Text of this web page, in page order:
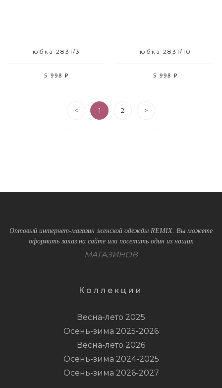
юбка 2831/3
5 998 ₽
юбка 2831/10
5 998 ₽
< 1 2 >
Оптовый интернет-магазин женской одежды REMIX. Вы можете
оформить заказ на сайте или посетить один из наших
МАГАЗИНОВ
Коллекции
Весна-лето 2025
Осень-зима 2025-2026
Весна-лето 2026
Осень-зима 2024-2025
Осень-зима 2026-2027